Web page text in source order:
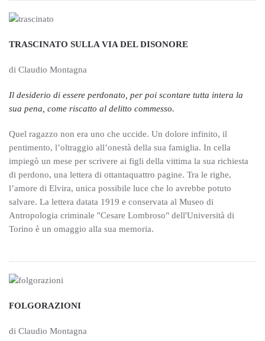
TRASCINATO SULLA VIA DEL DISONORE
di Claudio Montagna
Il desiderio di essere perdonato, per poi scontare tutta intera la
sua pena, come riscatto al delitto commesso.
Quel ragazzo non era uno che uccide. Un dolore infinito, il
pentimento, l’oltraggio all’onestà della sua famiglia. In cella
impiegò un mese per scrivere ai figli della vittima la sua richiesta
di perdono, una lettera di ottantaquattro pagine. Tra le righe,
l’amore di Elvira, unica possibile luce che lo avrebbe potuto
salvare. La lettera datata 1919 e conservata al Museo di
Antropologia criminale "Cesare Lombroso" dell'Università di
Torino è un omaggio alla sua memoria.
FOLGORAZIONI
di Claudio Montagna